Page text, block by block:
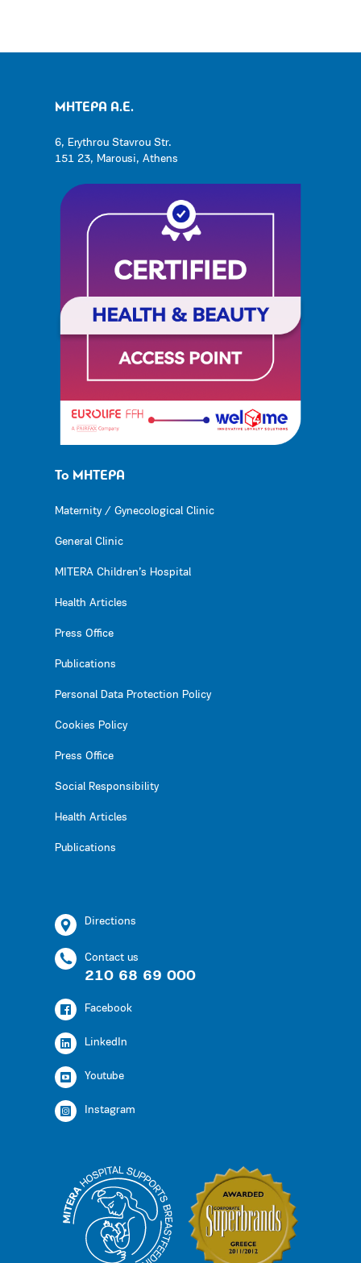
ΜΗΤΕΡΑ Α.Ε.
6, Erythrou Stavrou Str.
151 23, Marousi, Athens
Το ΜΗΤΕΡΑ
Maternity / Gynecological Clinic
General Clinic
MITERA Children’s Hospital
Health Articles
Press Office
Publications
Personal Data Protection Policy
Cookies Policy
Press Office
Social Responsibility
Health Articles
Publications
Directions
Contact us
210 68 69 000
Facebook
LinkedIn
Youtube
Instagram